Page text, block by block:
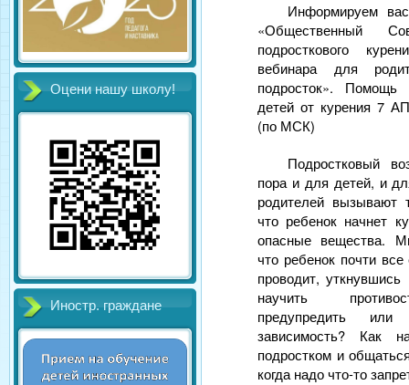
Оцени нашу школу!
Иностр. граждане
Информируем
«Общественный
подросткового
вебинара для
подросток».
детей от курения 7
(по МСК)
Подростковый
пора и для детей, и
родителей вызывают
что ребенок начнет
опасные вещества.
что ребенок почти
проводит,
научить
предупредить
зависимость? Как
подростком и
когда надо что-то